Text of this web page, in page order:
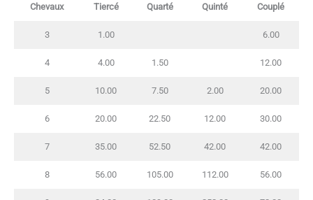
Chevaux Tiercé Quarté Quinté Couplé
3 1.00 6.00
4 4.00 1.50 12.00
5 10.00 7.50 2.00 20.00
6 20.00 22.50 12.00 30.00
7 35.00 52.50 42.00 42.00
8 56.00 105.00 112.00 56.00